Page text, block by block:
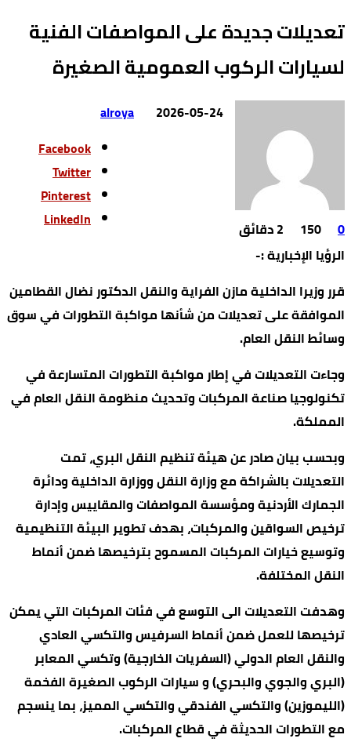
تعديلات جديدة على المواصفات الفنية
لسيارات الركوب العمومية الصغيرة
alroya 2026-05-24
0
150 2 ‫دقائق‬
Facebook
Twitter
Pinterest
LinkedIn
الرؤيا الإخبارية :-
قرر وزيرا الداخلية مازن الفراية والنقل الدكتور نضال القطامين
الموافقة على تعديلات من شأنها مواكبة التطورات في سوق
وسائط النقل العام.
وجاءت التعديلات في إطار مواكبة التطورات المتسارعة في
تكنولوجيا صناعة المركبات وتحديث منظومة النقل العام في
المملكة.
وبحسب بيان صادر عن هيئة تنظيم النقل البري، تمت
التعديلات بالشراكة مع وزارة النقل ووزارة الداخلية ودائرة
الجمارك الأردنية ومؤسسة المواصفات والمقاييس وإدارة
ترخيص السواقين والمركبات، بهدف تطوير البيئة التنظيمية
وتوسيع خيارات المركبات المسموح بترخيصها ضمن أنماط
النقل المختلفة.
وهدفت التعديلات الى التوسع في فئات المركبات التي يمكن
ترخيصها للعمل ضمن أنماط السرفيس والتكسي العادي
والنقل العام الدولي (السفريات الخارجية) وتكسي المعابر
(البري والجوي والبحري) و سيارات الركوب الصغيرة الفخمة
(الليموزين) والتكسي الفندقي والتكسي المميز، بما ينسجم
مع التطورات الحديثة في قطاع المركبات.